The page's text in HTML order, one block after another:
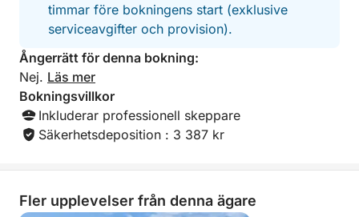
visite à Cannes.
timmar före bokningens start (exklusive
serviceavgifter och provision).
Ångerrätt för denna bokning:
Nej. Läs mer
Bokningsvillkor
Inkluderar professionell skeppare
Säkerhetsdeposition : 3 387 kr
Fler upplevelser från denna ägare